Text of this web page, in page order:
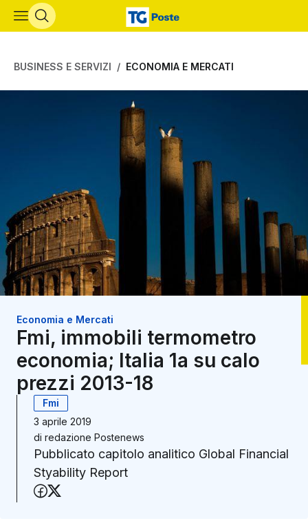
Vai al contenuto principale
BUSINESS E SERVIZI ECONOMIA E MERCATI
Economia e Mercati
Fmi, immobili termometro
economia; Italia 1a su calo
prezzi 2013-18
Fmi
3 aprile 2019
di redazione Postenews
Pubblicato capitolo analitico Global Financial
Styability Report
Condividi su Facebook